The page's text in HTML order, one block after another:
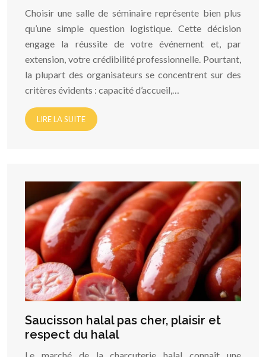
Choisir une salle de séminaire représente bien plus
qu’une simple question logistique. Cette décision
engage la réussite de votre événement et, par
extension, votre crédibilité professionnelle. Pourtant,
la plupart des organisateurs se concentrent sur des
critères évidents : capacité d’accueil,…
LIRE LA SUITE
Saucisson halal pas cher, plaisir et
respect du halal